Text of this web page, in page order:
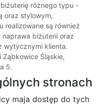
różnego typu -
oraz stylowym,
realizowane są również
naprawa biżuterii oraz
wytycznymi klienta.
Ząbkowice Śląskie,
5.
stronach
maja dostęp do tych